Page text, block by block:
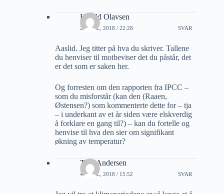
Harald Olavsen
2 APRIL, 2018 / 22:28 SVAR
Aaslid. Jeg titter på hva du skriver. Tallene
du henviser til motbeviser det du påstår, det
er det som er saken her.
Og forresten om den rapporten fra IPCC –
som du misforstår (kan den (Raaen,
Østensen?) som kommenterte dette for – tja
– i underkant av et år siden være elskverdig
å forklare en gang til?) – kan du fortelle og
henvise til hva den sier om signifikant
økning av temperatur?
Tore Andersen
4 APRIL, 2018 / 15:52 SVAR